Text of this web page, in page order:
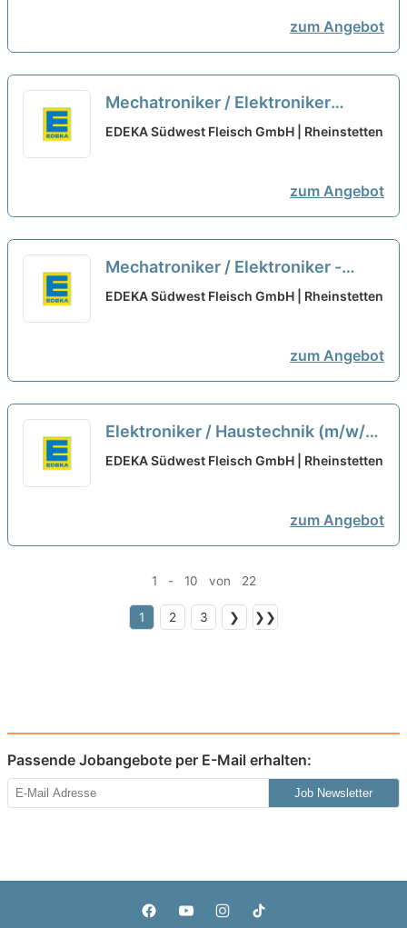
zum Angebot
Mechatroniker / Elektroniker
(m/w/d) für den Bereich
EDEKA Südwest Fleisch GmbH | Rheinstetten
zum Angebot
Mechatroniker / Elektroniker -
Fördertechnik (m/w/d) neu
EDEKA Südwest Fleisch GmbH | Rheinstetten
zum Angebot
Elektroniker / Haustechnik (m/w/d)
neu
EDEKA Südwest Fleisch GmbH | Rheinstetten
zum Angebot
1 - 10 von 22
1 2 3 ❯ ❯❯
Passende Jobangebote per E-Mail erhalten:
Job Newsletter